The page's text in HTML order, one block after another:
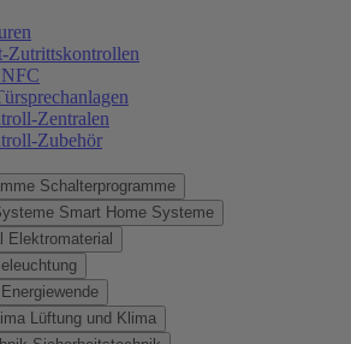
Zutrittskontrollen
Zentralen
Zubehör
Schalterprogramme
Smart Home Systeme
Elektromaterial
Energiewende
Lüftung und Klima